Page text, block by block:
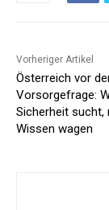
Vorheriger Artikel
Österreich vor
Vorsorgefrage:
Sicherheit sucht,
Wissen wagen